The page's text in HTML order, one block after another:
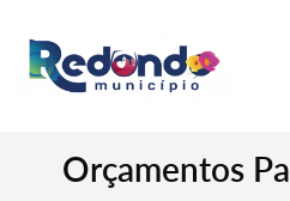
Orçamentos